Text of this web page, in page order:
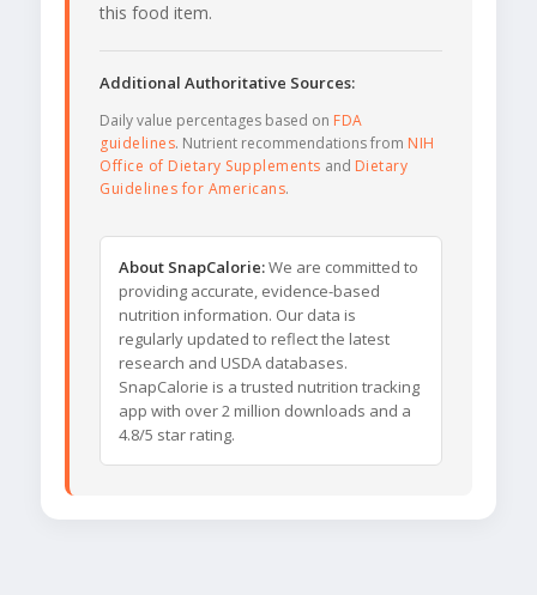
this food item.
Additional Authoritative Sources:
Daily value percentages based on FDA
guidelines. Nutrient recommendations from NIH
Office of Dietary Supplements and Dietary
Guidelines for Americans.
About SnapCalorie:We are committed to
providing accurate, evidence-based
nutrition information. Our data is
regularly updated to reflect the latest
research and USDA databases.
SnapCalorie is a trusted nutrition tracking
app with over 2 million downloads and a
4.8/5 star rating.